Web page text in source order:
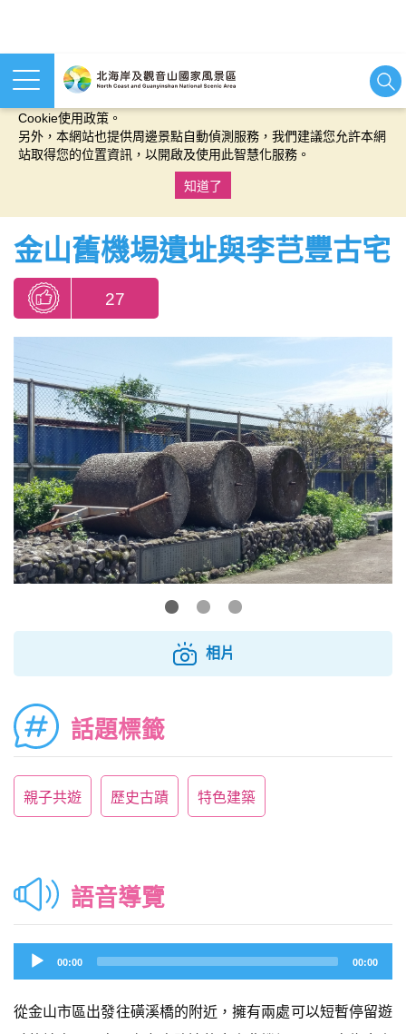
本網站使用cookies等相關技術以持續優化網站服務，並有助於為
Cookie使用政策。
另外，本網站也提供周邊景點自動偵測服務，我們建議您允許本網
站取得您的位置資訊，以開啟及使用此智慧化服務。
知道了
金山舊機場遺址與李芑豐古宅
27
相片
話題標籤
親子共遊 歷史古蹟 特色建築
語音導覽
Audio
Player
00:00 00:00
從金山市區出發往磺溪橋的附近，擁有兩處可以短暫停留遊